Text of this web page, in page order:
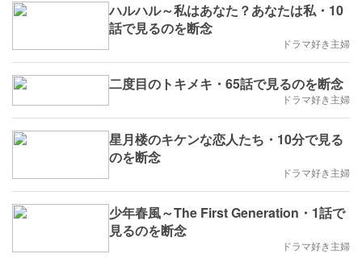
ハルハル～私はあなた？あなたは私・10
話で見るのを断念
ドラマ好き主婦
二度目のトキメキ・65話で見るのを断念
ドラマ好き主婦
星月楼のキケンな恋人たち・10分で見る
のを断念
ドラマ好き主婦
少年春風～The First Generation・1話で
見るのを断念
ドラマ好き主婦